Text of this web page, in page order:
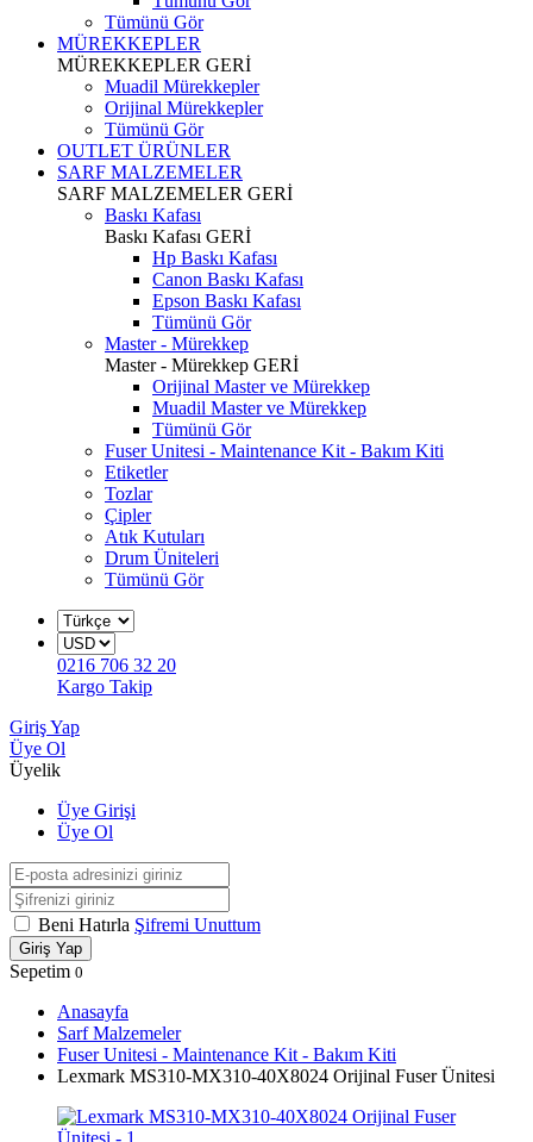
Tümünü Gör
MÜREKKEPLER
MÜREKKEPLER GERİ
Muadil Mürekkepler
Orijinal Mürekkepler
Tümünü Gör
OUTLET ÜRÜNLER
SARF MALZEMELER
SARF MALZEMELER GERİ
Baskı Kafası
Baskı Kafası GERİ
Hp Baskı Kafası
Canon Baskı Kafası
Epson Baskı Kafası
Tümünü Gör
Master - Mürekkep
Master - Mürekkep GERİ
Orijinal Master ve Mürekkep
Muadil Master ve Mürekkep
Tümünü Gör
Fuser Unitesi - Maintenance Kit - Bakım Kiti
Etiketler
Tozlar
Çipler
Atık Kutuları
Drum Üniteleri
Tümünü Gör
0216 706 32 20
Kargo Takip
Giriş Yap
Üye Ol
Üyelik
Üye Girişi
Üye Ol
Beni Hatırla Şifremi Unuttum
Giriş Yap
Sepetim 0
Anasayfa
Sarf Malzemeler
Fuser Unitesi - Maintenance Kit - Bakım Kiti
Lexmark MS310-MX310-40X8024 Orijinal Fuser Ünitesi